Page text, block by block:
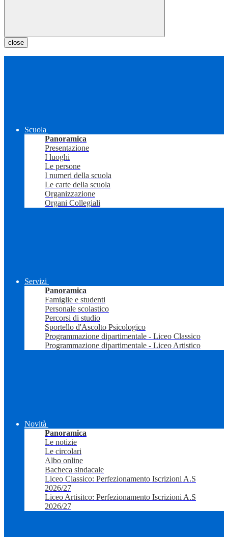
close
Scuola
Panoramica
Presentazione
I luoghi
Le persone
I numeri della scuola
Le carte della scuola
Organizzazione
Organi Collegiali
Servizi
Panoramica
Famiglie e studenti
Personale scolastico
Percorsi di studio
Sportello d'Ascolto Psicologico
Programmazione dipartimentale - Liceo Classico
Programmazione dipartimentale - Liceo Artistico
Novità
Panoramica
Le notizie
Le circolari
Albo online
Bacheca sindacale
Liceo Classico: Perfezionamento Iscrizioni A.S
2026/27
Liceo Artisitco: Perfezionamento Iscrizioni A.S
2026/27